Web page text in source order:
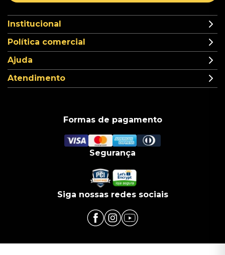
Institucional
Política comercial
Ajuda
Atendimento
Formas de pagamento
Segurança
Siga nossas redes sociais